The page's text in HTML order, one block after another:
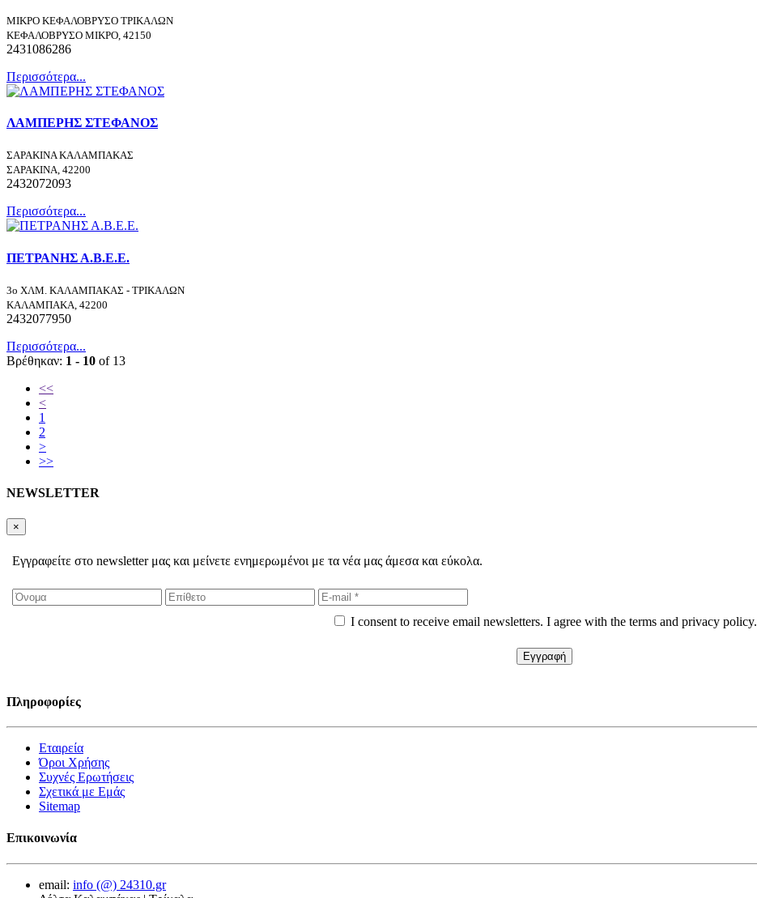
ΜΙΚΡΟ ΚΕΦΑΛΟΒΡΥΣΟ ΤΡΙΚΑΛΩΝ
ΚΕΦΑΛΟΒΡΥΣΟ ΜΙΚΡΟ, 42150
2431086286
Περισσότερα...
ΛΑΜΠΕΡΗΣ ΣΤΕΦΑΝΟΣ
ΣΑΡΑΚΙΝΑ ΚΑΛΑΜΠΑΚΑΣ
ΣΑΡΑΚΙΝΑ, 42200
2432072093
Περισσότερα...
ΠΕΤΡΑΝΗΣ Α.Β.Ε.Ε.
3ο ΧΛΜ. ΚΑΛΑΜΠΑΚΑΣ - ΤΡΙΚΑΛΩΝ
ΚΑΛΑΜΠΑΚΑ, 42200
2432077950
Περισσότερα...
Βρέθηκαν: 1 - 10 of 13
<<
<
1
2
>
>>
NEWSLETTER
×
Εγγραφείτε στο newsletter μας και μείνετε ενημερωμένοι με τα νέα μας άμεσα και εύκολα.
I consent to receive email newsletters. I agree with the terms and privacy policy.
Πληροφορίες
Εταιρεία
Όροι Χρήσης
Συχνές Ερωτήσεις
Σχετικά με Εμάς
Sitemap
Επικοινωνία
email: info (@) 24310.gr